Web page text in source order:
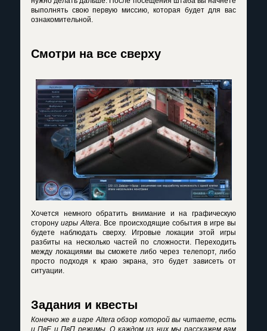
выполнять свою первую миссию, которая будет для вас
ознакомительной.
Смотри на все сверху
Хочется немного обратить внимание и на графическую
сторонуигры Altera . Все происходящие события в игре вы
будете наблюдать сверху. Игровые локации этой игры
разбиты на несколько частей по сложности. Переходить
между локациями вы сможете либо через телепорт, либо
просто подходя к краю экрана, это будет зависеть от
ситуации.
Задания и квесты
Конечно же в игре Altera обзор которой вы читаете, есть
и ПвЕ и ПвП режимы. О каждом из них мы расскажем вам